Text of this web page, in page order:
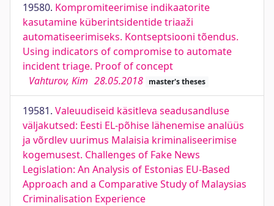
19580. Kompromiteerimise indikaatorite
kasutamine küberintsidentide triaaži
automatiseerimiseks. Kontseptsiooni tõendus.
Using indicators of compromise to automate
incident triage. Proof of concept
Vahturov, Kim 28.05.2018 master's theses
19581. Valeuudiseid käsitleva seadusandluse
väljakutsed: Eesti EL-põhise lähenemise analüüs
ja võrdlev uurimus Malaisia kriminaliseerimise
kogemusest. Challenges of Fake News
Legislation: An Analysis of Estonias EU-Based
Approach and a Comparative Study of Malaysias
Criminalisation Experience